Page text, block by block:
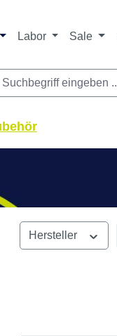
Labor Sale
Hersteller